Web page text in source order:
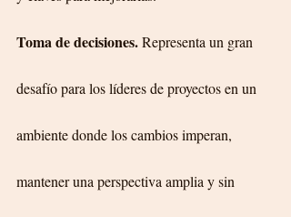
Toma de decisiones. Representa un gran
desafío para los líderes de proyectos en un
ambiente donde los cambios imperan,
mantener una perspectiva amplia y sin